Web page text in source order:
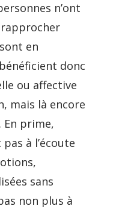
n’ont
rapprocher
en
donc
ou affective
mais là encore
En prime,
à l’écoute
sans
non plus à